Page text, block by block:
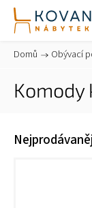
Domů / Obývací
Komody